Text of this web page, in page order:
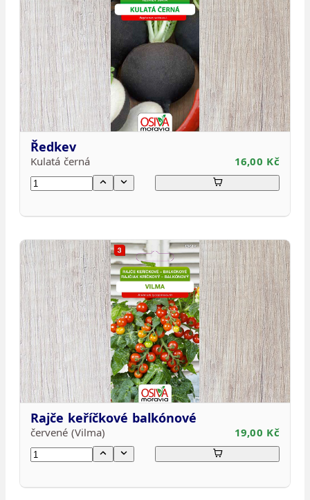
Ředkev
Kulatá černá 16,00 Kč
Rajče keříčkové balkónové
červené (Vilma) 19,00 Kč